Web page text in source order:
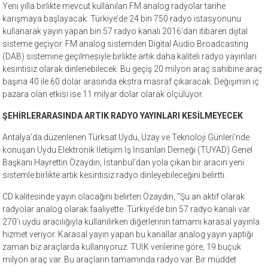
Yeni yılla birlikte mevcut kullanılan FM analog radyolar tarihe
karışmaya başlayacak. Türkiye’de 24 bin 750 radyo istasyonunu
kullanarak yayın yapan bin 57 radyo kanalı 2016’dan itibaren dijital
sisteme geçiyor. FM analog sistemden Digital Audio Broadcasting
(DAB) sistemine geçilmesiyle birlikte artık daha kaliteli radyo yayınları
kesintisiz olarak dinlenebilecek. Bu geçiş 20 milyon araç sahibine araç
başına 40 ile 60 dolar arasında ekstra masraf çıkaracak. Değişimin iç
pazara olan etkisi ise 11 milyar dolar olarak ölçülüyor.
ŞEHİRLERARASINDA ARTIK RADYO YAYINLARI KESİLMEYECEK
Antalya’da düzenlenen Türksat Uydu, Uzay ve Teknoloji Günleri’nde
konuşan Uydu Elektronik İletişim İş İnsanları Derneği (TUYAD) Genel
Başkanı Hayrettin Özaydın, İstanbul’dan yola çıkan bir aracın yeni
sistemle birlikte artık kesintisiz radyo dinleyebileceğini belirtti.
CD kalitesinde yayın olacağını belirten Özaydın, "Şu an aktif olarak
radyolar analog olarak faaliyette. Türkiye’de bin 57 radyo kanalı var.
270’i uydu aracılığıyla kullanılırken diğerlerinin tamamı karasal yayınla
hizmet veriyor. Karasal yayın yapan bu kanallar analog yayın yaptığı
zaman biz araçlarda kullanıyoruz. TUİK verilerine göre, 19 buçuk
milyon araç var. Bu araçların tamamında radyo var. Bir müddet